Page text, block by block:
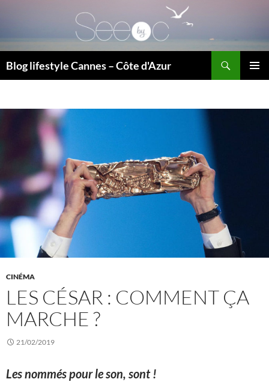
Blog lifestyle Cannes – Côte d'Azur
CINÉMA
LES CÉSAR : COMMENT ÇA
MARCHE ?
21/02/2019
Les nommés pour le son, sont !